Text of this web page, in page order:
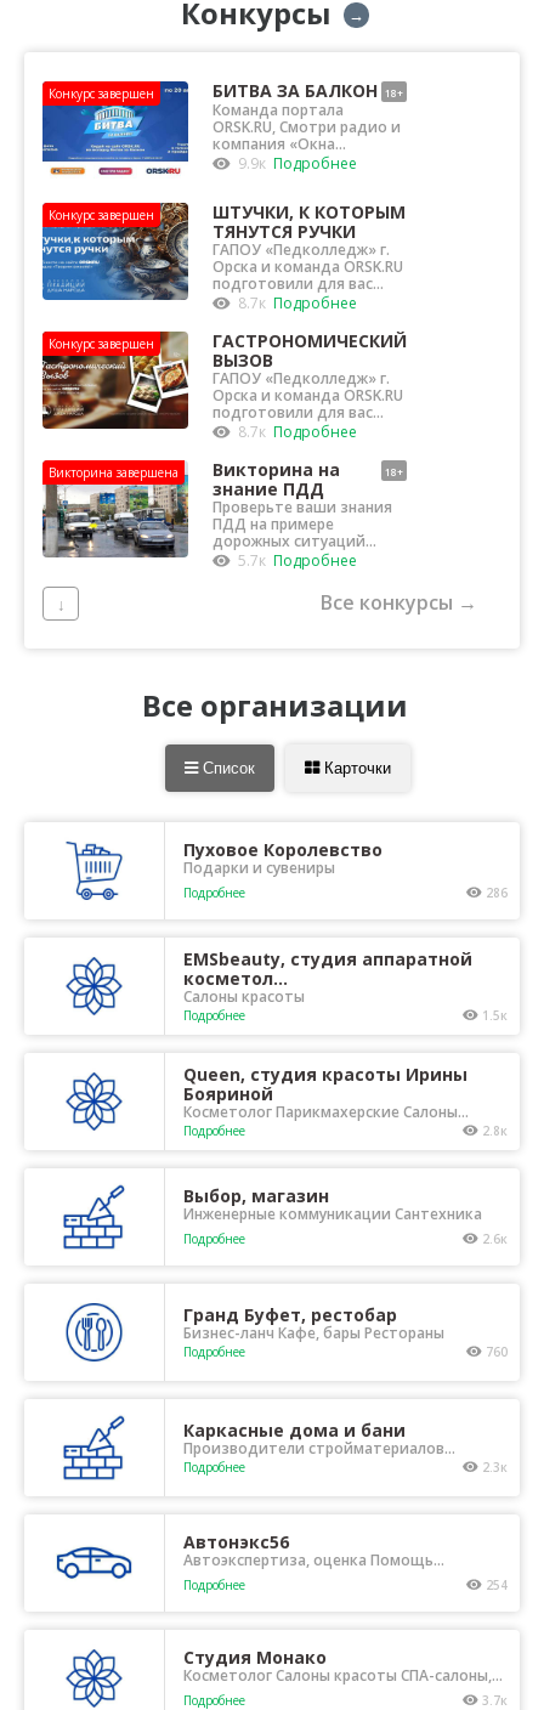
Конкурсы →
Конкурс завершен БИТВА ЗА БАЛКОН 18+
Команда портала
ORSK.RU, Смотри радио и
компания «Окна
«Фаворит» (ИП Гелунг О...
9.9к Подробнее
Конкурс завершен
ШТУЧКИ, К КОТОРЫМ
ТЯНУТСЯ РУЧКИ
ГАПОУ «Педколледж» г.
Орска и команда ORSK.RU
подготовили для вас
конкурс тра...
8.7к Подробнее
Конкурс завершен
ГАСТРОНОМИЧЕСКИЙ
ВЫЗОВ
ГАПОУ «Педколледж» г.
Орска и команда ORSK.RU
подготовили для вас
интересный,...
8.7к Подробнее
Викторина завершена
Викторина на
знание ПДД
18+
Проверьте ваши знания
ПДД на примере
дорожных ситуаций
Орска
5.7к Подробнее
↓ Все конкурсы →
Все организации
Список Карточки
Пуховое Королевство
Подарки и сувениры
Подробнее 286
EMSbeauty, студия аппаратной
косметол...
Салоны красоты
Подробнее 1.5к
Queen, студия красоты Ирины
Бояриной
Косметолог Парикмахерские Салоны
красоты
Подробнее 2.8к
Выбор, магазин
Инженерные коммуникации Сантехника
Подробнее 2.6к
Гранд Буфет, рестобар
Бизнес-ланч Кафе, бары Рестораны
Подробнее 760
Каркасные дома и бани
Производители стройматериалов
Строительные организации
Подробнее 2.3к
Автонэкс56
Автоэкспертиза, оценка Помощь
автовладельцам Техосмотр,
автострахование Эвакуаторы
Подробнее 254
Студия Монако
Косметолог Салоны красоты СПА-салоны,
массаж
Подробнее 3.7к